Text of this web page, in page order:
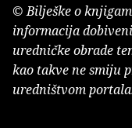
© Bilješke o
informacija
uredničke obrade
kao takve ne smiju
uredništvom